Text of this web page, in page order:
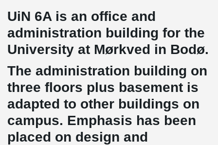
UiN 6A is an office and
administration building for the
University at Mørkved in Bodø.
The administration building on
three floors plus basement is
adapted to other buildings on
campus. Emphasis has been
placed on design and